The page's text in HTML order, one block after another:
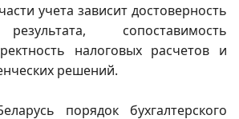
учета зависит достоверность
сопоставимость
налоговых расчетов и
решений.
порядок бухгалтерского